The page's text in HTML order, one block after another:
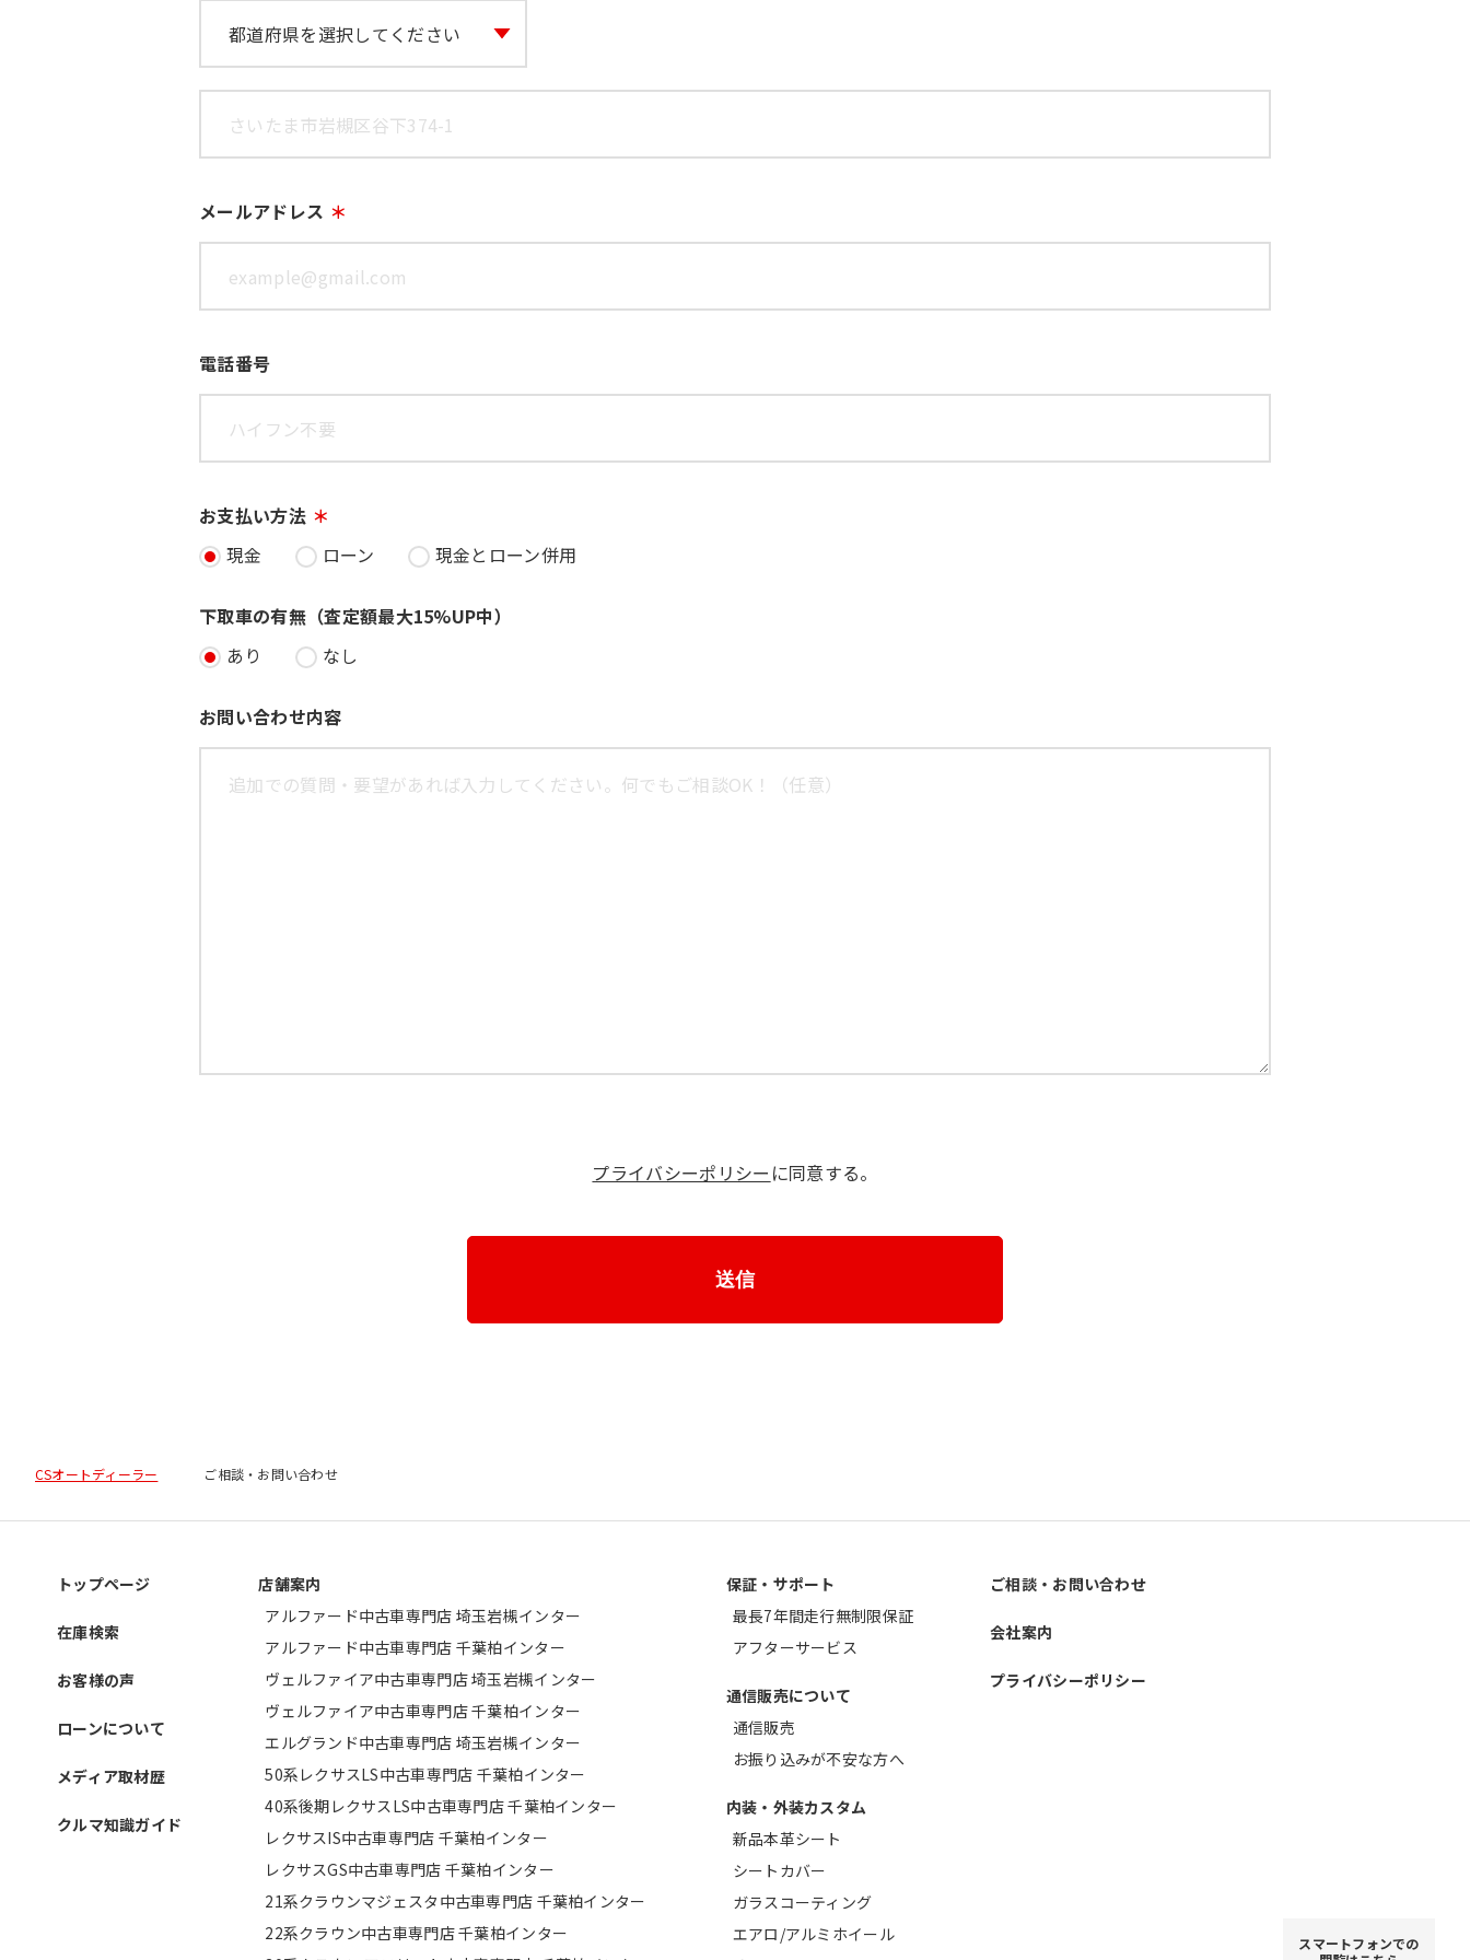
メールアドレス
電話番号
お支払い方法
現金
ローン 現金とローン併用
下取車の有無（査定額最大15%UP中）
あり
なし
お問い合わせ内容
プライバシーポリシー に同意する。
送信
CSオートディーラー ご相談・お問い合わせ
トップページ
在庫検索
お客様の声
ローンについて
メディア取材歴
クルマ知識ガイド
店舗案内
アルファード中古車専門店 埼玉岩槻インター
アルファード中古車専門店 千葉柏インター
ヴェルファイア中古車専門店 埼玉岩槻インター
ヴェルファイア中古車専門店 千葉柏インター
エルグランド中古車専門店 埼玉岩槻インター
50系レクサスLS中古車専門店 千葉柏インター
40系後期レクサスLS中古車専門店 千葉柏インター
レクサスIS中古車専門店 千葉柏インター
レクサスGS中古車専門店 千葉柏インター
21系クラウンマジェスタ中古車専門店 千葉柏インター
22系クラウン中古車専門店 千葉柏インター
保証・サポート
最長7年間走行無制限保証
アフターサービス
通信販売について
通信販売
お振り込みが不安な方へ
内装・外装カスタム
新品本革シート
シートカバー
ガラスコーティング
エアロ/アルミホイール
ご相談・お問い合わせ
会社案内
プライバシーポリシー
スマートフォンでの